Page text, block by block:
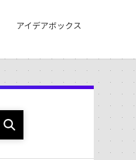
アイデアボックス